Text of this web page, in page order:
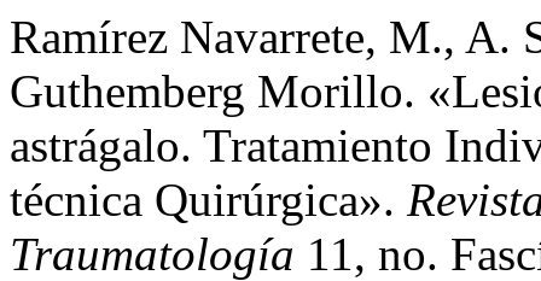
Ramírez Navarrete, M., A.
Guthemberg Morillo.
astrágalo. Tratamiento
técnica Quirúrgica».
Traumatología 11, no.